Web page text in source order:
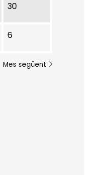
30
6
Mes següent